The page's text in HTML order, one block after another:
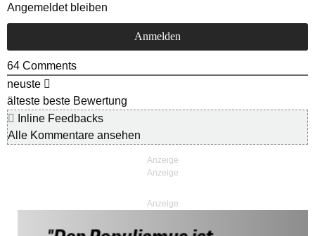
Angemeldet bleiben
64 Comments
neuste
älteste beste Bewertung
Inline Feedbacks
Alle Kommentare ansehen
Anzeige